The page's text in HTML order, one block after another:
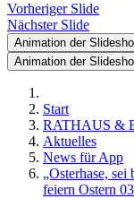
Vorheriger Slide
Nächster Slide
Animation der
Animation der
Start
RATHAUS &
Aktuelles
News für App
„Osterhase,
feiern Ostern